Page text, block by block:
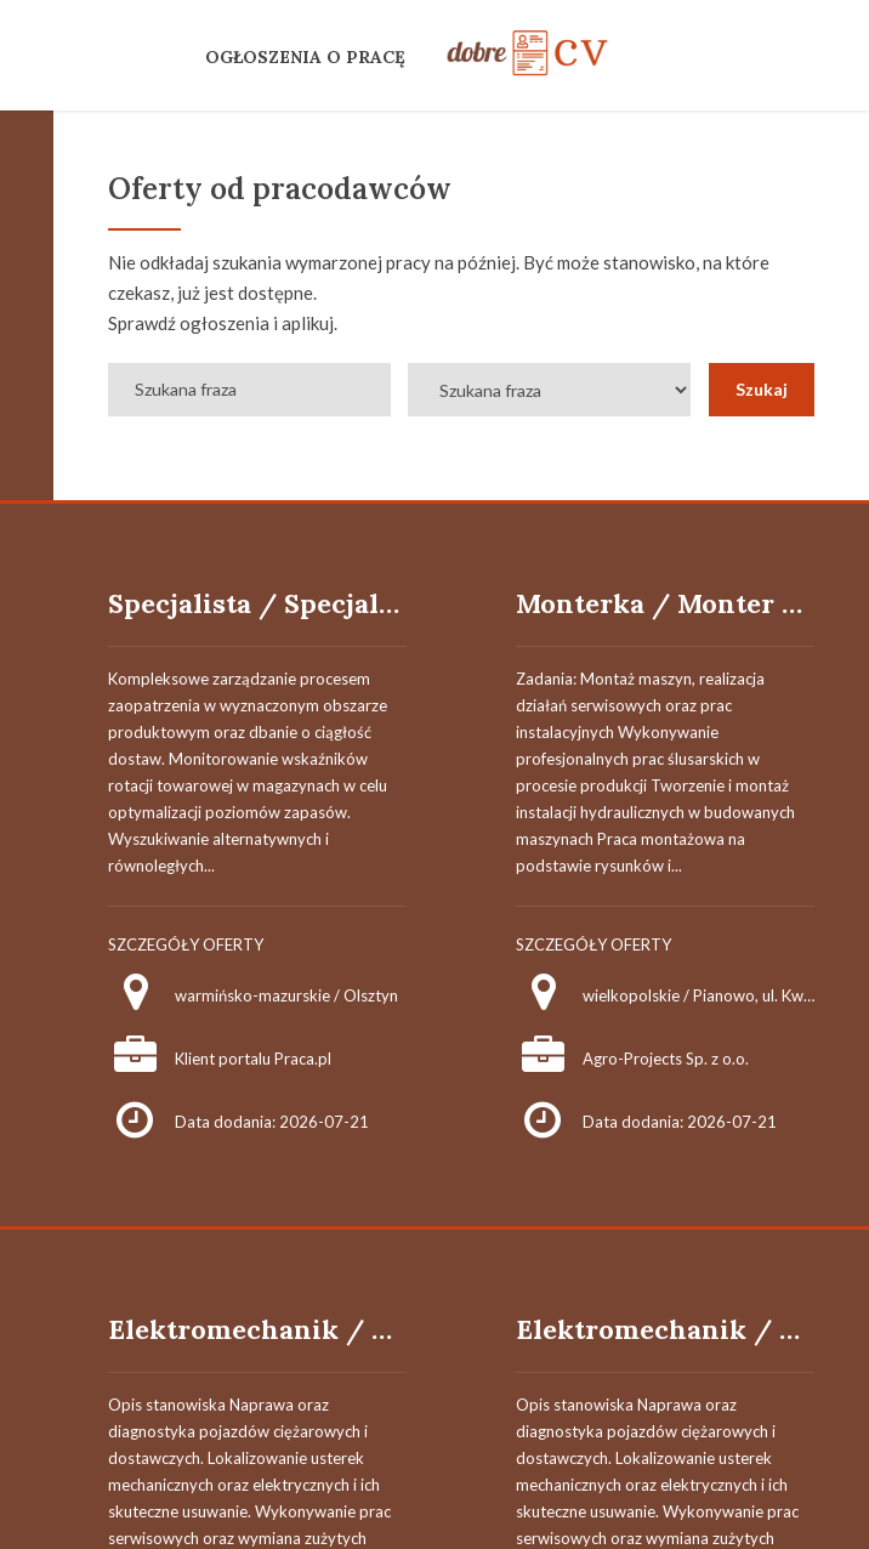
OGŁOSZENIA O PRACĘ
Oferty od pracodawców
Nie odkładaj szukania wymarzonej pracy na później. Być może stanowisko, na które
czekasz, już jest dostępne.
Sprawdź ogłoszenia i aplikuj.
Specjalista / Specjalistka ds. Zakupów
Kompleksowe zarządzanie procesem
zaopatrzenia w wyznaczonym obszarze
produktowym oraz dbanie o ciągłość
dostaw. Monitorowanie wskaźników
rotacji towarowej w magazynach w celu
optymalizacji poziomów zapasów.
Wyszukiwanie alternatywnych i
równoległych...
SZCZEGÓŁY OFERTY
warmińsko-mazurskie / Olsztyn
Klient portalu Praca.pl
Data dodania: 2026-07-21
Monterka / Monter Maszyn
Zadania: Montaż maszyn, realizacja
działań serwisowych oraz prac
instalacyjnych Wykonywanie
profesjonalnych prac ślusarskich w
procesie produkcji Tworzenie i montaż
instalacji hydraulicznych w budowanych
maszynach Praca montażowa na
podstawie rysunków i...
SZCZEGÓŁY OFERTY
wielkopolskie / Pianowo, ul. Kwiatowa 10
Agro-Projects Sp. z o.o.
Data dodania: 2026-07-21
Elektromechanik / Elektromechaniczka Pojazdów Ciężarowych
Opis stanowiska Naprawa oraz
diagnostyka pojazdów ciężarowych i
dostawczych. Lokalizowanie usterek
mechanicznych oraz elektrycznych i ich
skuteczne usuwanie. Wykonywanie prac
serwisowych oraz wymiana zużytych
Elektromechanik / Elektromechaniczka Pojazdów Ciężarowych
Opis stanowiska Naprawa oraz
diagnostyka pojazdów ciężarowych i
dostawczych. Lokalizowanie usterek
mechanicznych oraz elektrycznych i ich
skuteczne usuwanie. Wykonywanie prac
serwisowych oraz wymiana zużytych